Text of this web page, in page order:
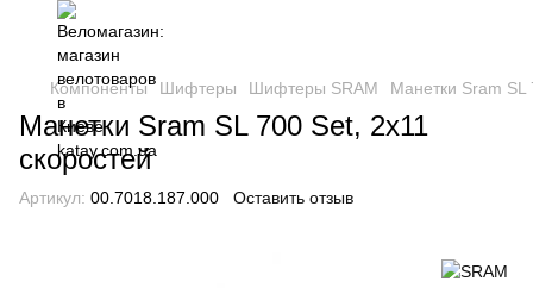
Компоненты Шифтеры Шифтеры SRAM Манетки Sram SL
Манетки Sram SL 700 Set, 2х11
скоростей
Артикул: 00.7018.187.000 Оставить отзыв